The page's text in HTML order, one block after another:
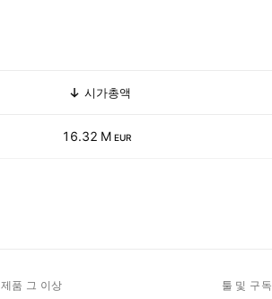
시가총액
16.32 M EUR
제품 그 이상 툴 및 구독